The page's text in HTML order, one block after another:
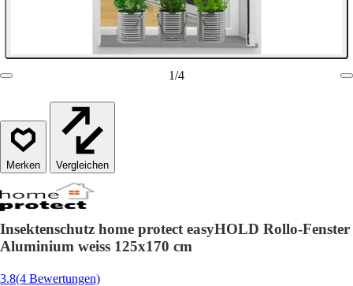
1/4
Vergleichen
Insektenschutz home protect easyHOLD Rollo-Fenster
Aluminium weiss 125x170 cm
3.8(4 Bewertungen)